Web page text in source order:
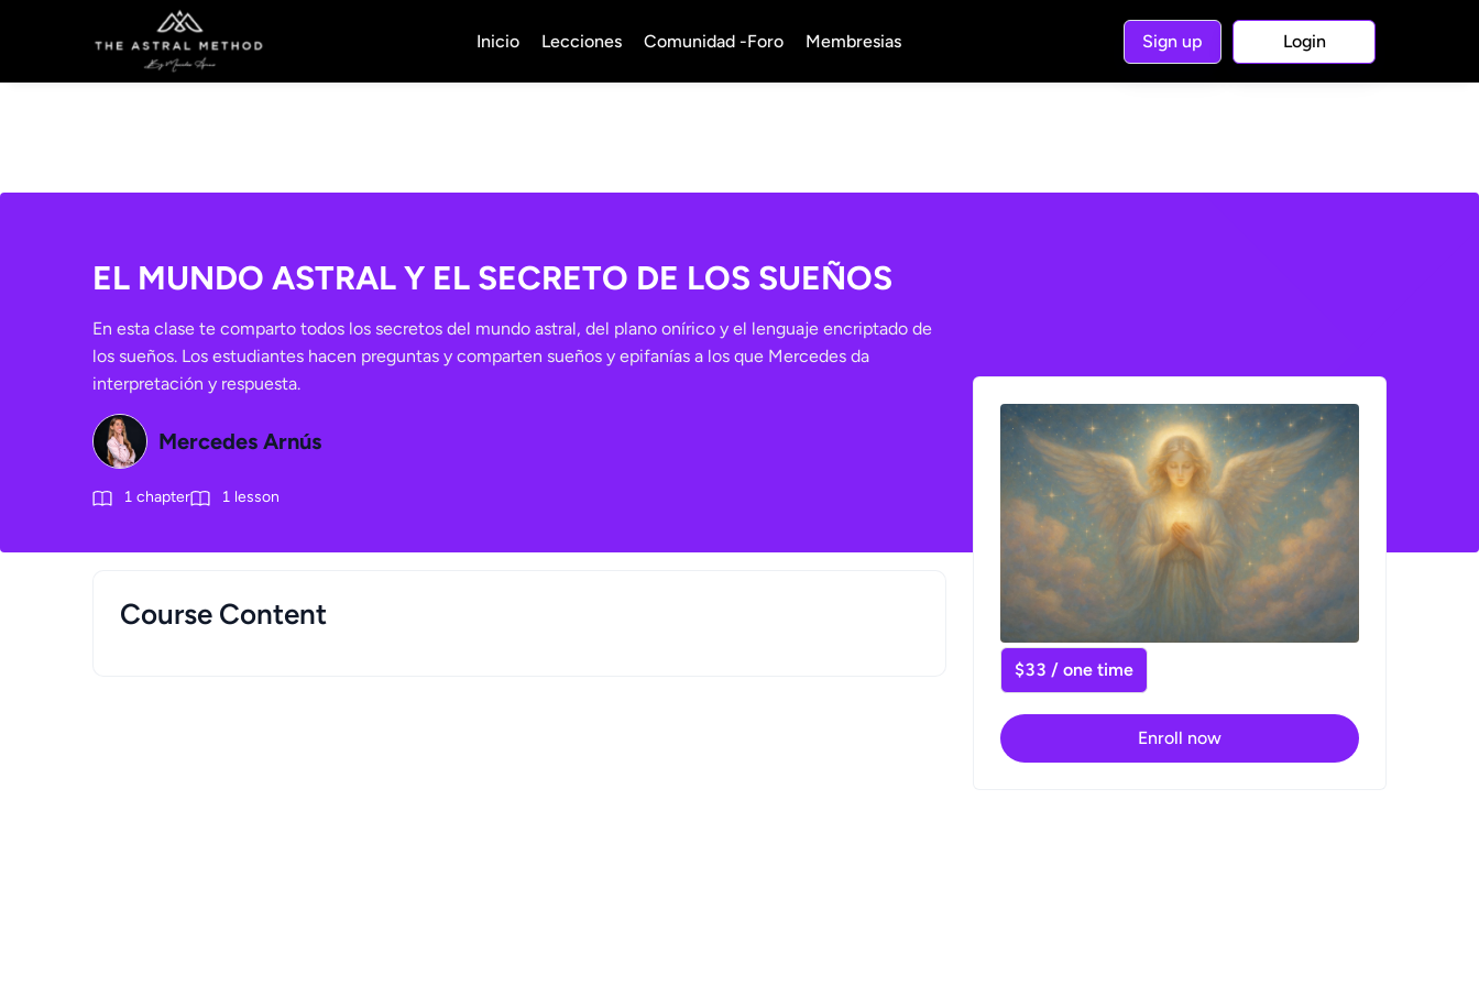
Inicio Lecciones Comunidad -Foro Membresias Sign up Login
EL MUNDO ASTRAL Y EL SECRETO DE LOS SUEÑOS
En esta clase te comparto todos los secretos del mundo astral, del plano onírico y el lenguaje encriptado de
los sueños. Los estudiantes hacen preguntas y comparten sueños y epifanías a los que Mercedes da
interpretación y respuesta.
Mercedes Arnús
1 chapter 1 lesson
Course Content
$33 / one time
Enroll now